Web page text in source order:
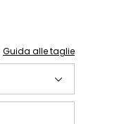
Guida alle taglie